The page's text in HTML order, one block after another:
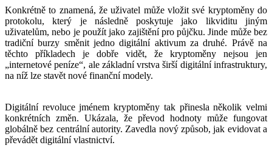
Konkrétně to znamená, že uživatel může vložit své kryptoměny do
protokolu, který je následně poskytuje jako likviditu jiným
uživatelům, nebo je použít jako zajištění pro půjčku. Jinde může bez
tradiční burzy směnit jedno digitální aktivum za druhé. Právě na
těchto příkladech je dobře vidět, že kryptoměny nejsou jen
„internetové peníze“, ale základní vrstva širší digitální infrastruktury,
na níž lze stavět nové finanční modely.
Digitální revoluce jménem kryptoměny tak přinesla několik velmi
konkrétních změn. Ukázala, že převod hodnoty může fungovat
globálně bez centrální autority. Zavedla nový způsob, jak evidovat a
převádět digitální vlastnictví.